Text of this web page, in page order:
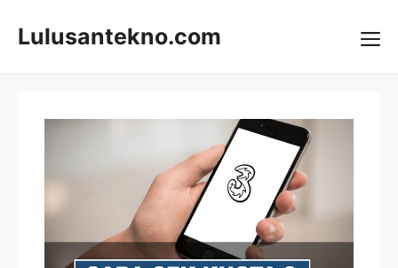
Lulusantekno.com